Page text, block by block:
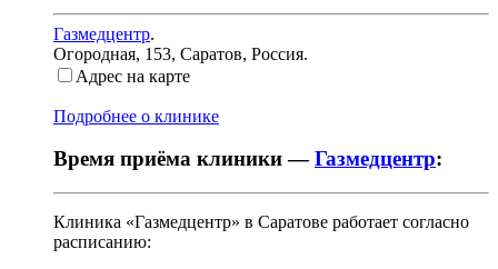
Газмедцентр.
Огородная, 153, Саратов, Россия.
Адрес на карте
Подробнее о клинике
Время приёма клиники —Газмедцентр:
Клиника «Газмедцентр» в Саратове работает согласно
расписанию: